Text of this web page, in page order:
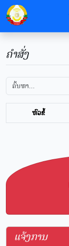
ຄຳສັ່ງ
ຫົວຂໍ້
ແຈ້ງການ